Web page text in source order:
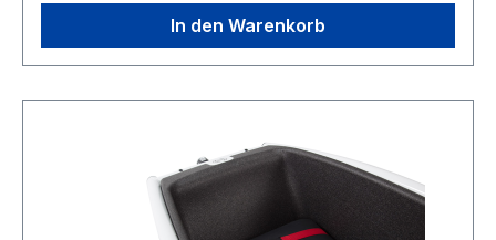
In den Warenkorb